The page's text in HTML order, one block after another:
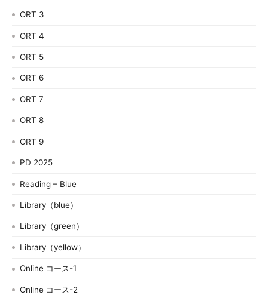
ORT 3
ORT 4
ORT 5
ORT 6
ORT 7
ORT 8
ORT 9
PD 2025
Reading – Blue
Library（blue）
Library（green）
Library（yellow）
Online コース-1
Online コース-2